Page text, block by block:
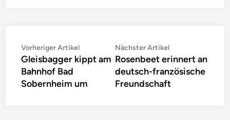
Beitragsnavigation
Vorheriger ArtikelVorheriger
Artikel:
Gleisbagger kippt am
Bahnhof Bad
Sobernheim um
Nächster ArtikelNächster
Artikel:
Rosenbeet erinnert an
deutsch-französische
Freundschaft